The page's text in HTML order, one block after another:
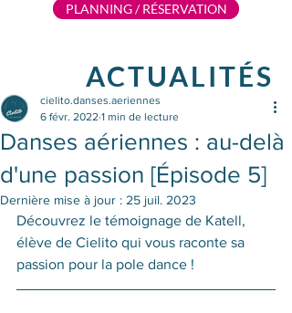
PLANNING / RÉSERVATION
ACTUALITÉS
Danses aériennes : au-delà
d'une passion [Épisode 5]
cielito.danses.aeriennes
6 févr. 2022 1 min de lecture
Dernière mise à jour : 25 juil. 2023
Découvrez le témoignage de Katell,
élève de Cielito qui vous raconte sa
passion pour la pole dance !